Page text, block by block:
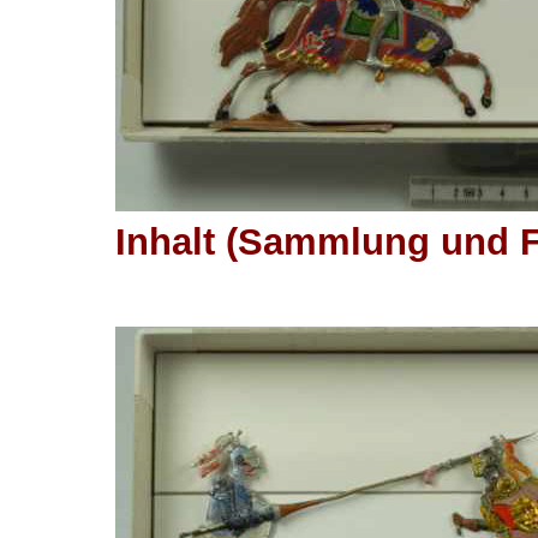
Inhalt (Sammlung und